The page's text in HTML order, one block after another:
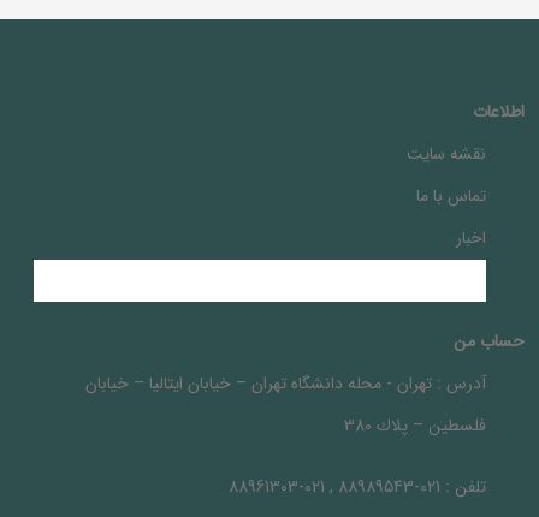
اطلاعات
نقشه سایت
تماس با ما
اخبار
حساب من
آدرس : تهران - محله دانشگاه تهران – خيابان ايتاليا – خيابان
فلسطين – پلاك 380
تلفن : 021-88989543 , 021-88961303